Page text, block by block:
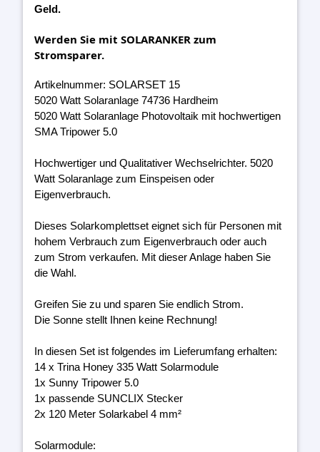
Geld.
Werden Sie mit SOLARANKER zum
Stromsparer.
Artikelnummer: SOLARSET 15
5020 Watt Solaranlage 74736 Hardheim
5020 Watt Solaranlage Photovoltaik mit hochwertigen
SMA Tripower 5.0
Hochwertiger und Qualitativer Wechselrichter. 5020
Watt Solaranlage zum Einspeisen oder
Eigenverbrauch.
Dieses Solarkomplettset eignet sich für Personen mit
hohem Verbrauch zum Eigenverbrauch oder auch
zum Strom verkaufen. Mit dieser Anlage haben Sie
die Wahl.
Greifen Sie zu und sparen Sie endlich Strom.
Die Sonne stellt Ihnen keine Rechnung!
In diesen Set ist folgendes im Lieferumfang erhalten:
14 x Trina Honey 335 Watt Solarmodule
1x Sunny Tripower 5.0
1x passende SUNCLIX Stecker
2x 120 Meter Solarkabel 4 mm²
Solarmodule: